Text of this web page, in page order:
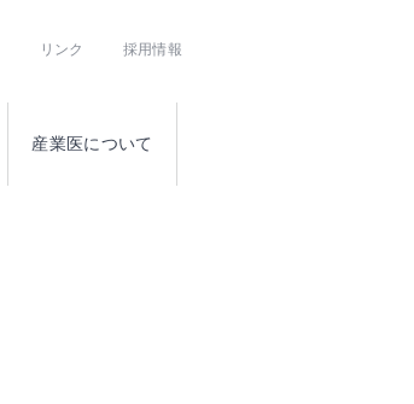
産業医について
リンク 採用情報